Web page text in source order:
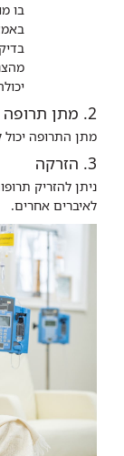
בו
2. מתן תרופה דרך הפה
מתן התרופה יכול
3. הזרקה
ניתן להזריק
לאיברים אחרים.